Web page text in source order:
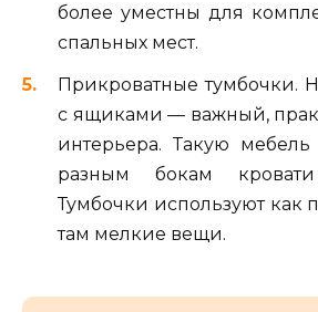
более уместны для
спальных мест.
Прикроватные тумбочки.
с ящиками — важный,
интерьера. Такую мебель
разным бокам
Тумбочки используют как
там мелкие вещи.